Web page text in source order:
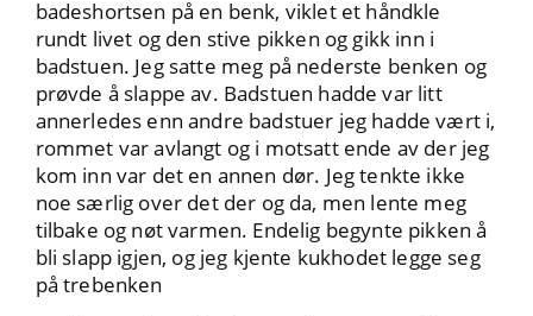
badeshortsen på en benk, viklet et håndkle
rundt livet og den stive pikken og gikk inn i
badstuen. Jeg satte meg på nederste benken og
prøvde å slappe av. Badstuen hadde var litt
annerledes enn andre badstuer jeg hadde vært i,
rommet var avlangt og i motsatt ende av der jeg
kom inn var det en annen dør. Jeg tenkte ikke
noe særlig over det der og da, men lente meg
tilbake og nøt varmen. Endelig begynte pikken å
bli slapp igjen, og jeg kjente kukhodet legge seg
på trebenken